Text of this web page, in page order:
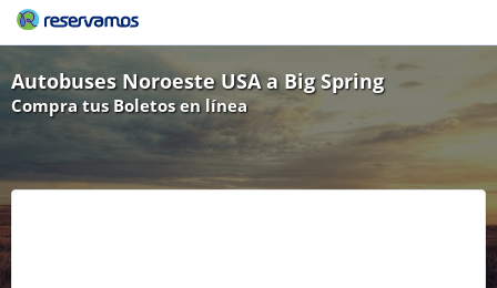
Autobuses Noroeste USA a Big Spring
Compra tus Boletos en línea